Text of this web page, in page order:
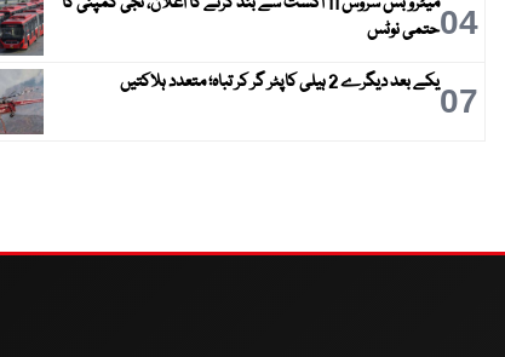
04حتمی نوٹس
07یکے بعد دیگرے 2 ہیلی کاپٹر گر کر تباہ؛ متعدد ہلاکتیں